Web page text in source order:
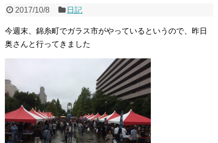
2017/10/8 日記
今週末、錦糸町でガラス市がやっているというので、昨日
奥さんと行ってきました